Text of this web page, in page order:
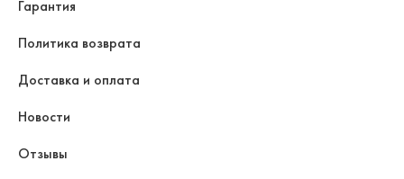
Гарантия
Политика возврата
Доставка и оплата
Новости
Отзывы